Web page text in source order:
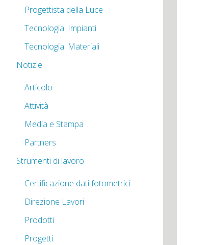
Progettista della Luce
Tecnologia: Impianti
Tecnologia: Materiali
Notizie
Articolo
Attività
Media e Stampa
Partners
Strumenti di lavoro
Certificazione dati fotometrici
Direzione Lavori
Prodotti
Progetti